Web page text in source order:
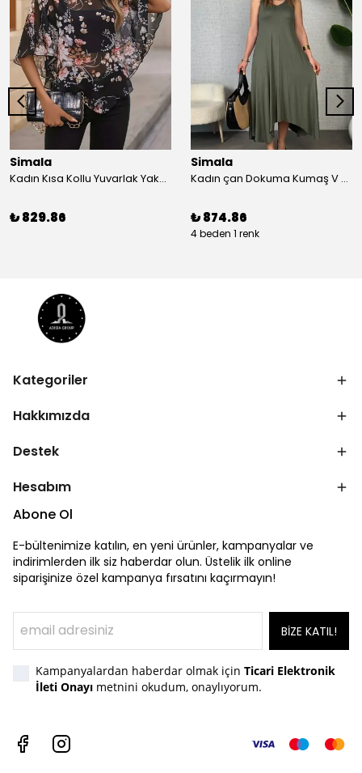
Simala
Kadın Kısa Kollu Yuvarlak Yaka çiçek Baskılı Asimetrik Kesim şifon Bluz
₺ 829.86
Simala
Kadın çan Dokuma Kumaş V Yaka Asimetrik Kesim Elbise
₺ 874.86
4 beden 1 renk
Kategoriler
Hakkımızda
Destek
Hesabım
Abone Ol
E-bültenimize katılın, en yeni ürünler, kampanyalar ve
indirimlerden ilk siz haberdar olun. Üstelik ilk online
siparişinize özel kampanya fırsatını kaçırmayın!
BİZE KATIL!
Kampanyalardan haberdar olmak için Ticari Elektronik
İleti Onayı metnini okudum, onaylıyorum.